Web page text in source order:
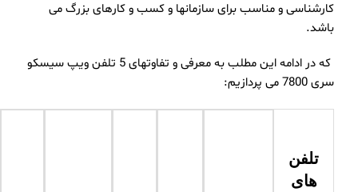
کارشناسی و مناسب برای سازمانها و کسب و کارهای بزرگ می
باشد.
که در ادامه این مطلب به معرفی و تفاوتهای 5 تلفن ویپ سیسکو
سری 7800 می پردازیم:
تلفن
های